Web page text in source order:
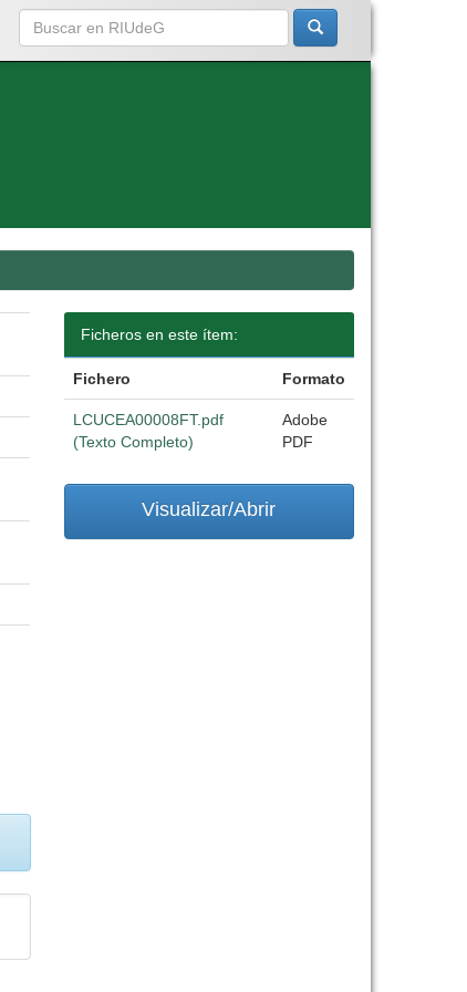
Ficheros en este ítem:
Fichero Formato
LCUCEA00008FT.pdf
(Texto Completo)
Adobe
PDF
Visualizar/Abrir